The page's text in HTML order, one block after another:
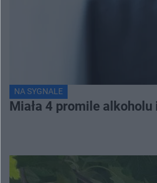
NA SYGNALE
Miała 4 promile alkoholu